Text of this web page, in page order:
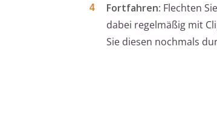
Fortfahren: Flechten
dabei regelmäßig mit
Sie diesen nochmals